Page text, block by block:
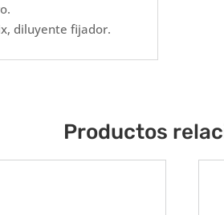
diluyente fijador.
Productos